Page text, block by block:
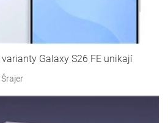
Galaxy S26 FE unikají